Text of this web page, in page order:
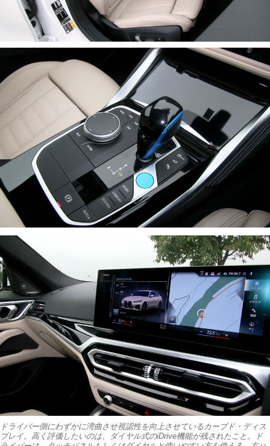
ドライバー側にわずかに湾曲させ視認性を向上させているカーブド・ディス
プレイ。高く評価したいのは、ダイヤル式のiDrive機能が残されたこと。ド